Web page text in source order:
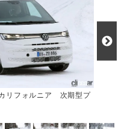
リフォルニア 次期型プ